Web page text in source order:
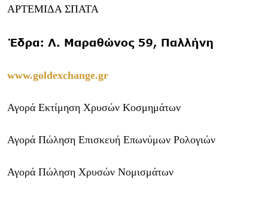
ΑΡΤΕΜΙΔΑ ΣΠΑΤΑ
www.goldexchange.gr
Αγορά Εκτίμηση Χρυσών Κοσμημάτων
Αγορά Πώληση Επισκευή Επωνύμων Ρολογιών
Αγορά Πώληση Χρυσών Νομισμάτων